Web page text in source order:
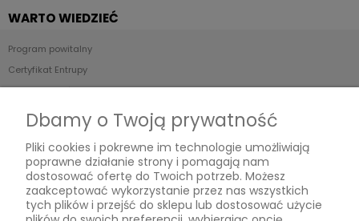
WARTO WIEDZIEĆ
Program powitalny
Certyfikat Entrupy
Stan produktów - Skala ocen
POP UP STORE
Relabels
ul. Reymonta 19/91,
01-840 Warszawa,
woj. mazowieckie
Kontakt:
Dbamy o Twoją prywatność
Pliki cookies i pokrewne im technologie umożliwiają
poprawne działanie strony i pomagają nam
dostosować ofertę do Twoich potrzeb. Możesz
zaakceptować wykorzystanie przez nas wszystkich
tych plików i przejść do sklepu lub dostosować użycie